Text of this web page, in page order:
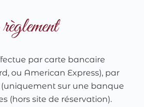
par carte bancaire
ou American Express), par
sur une banque
(hors site de réservation).